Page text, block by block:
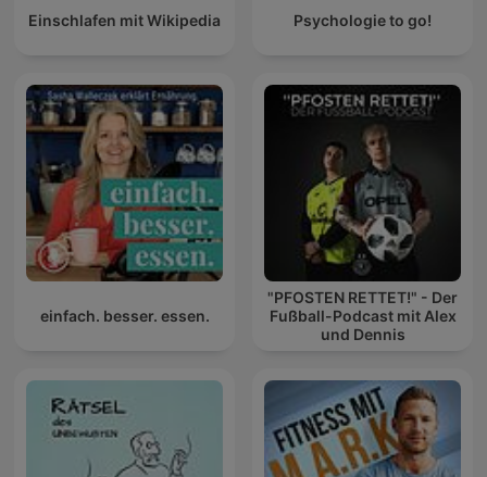
Einschlafen mit Wikipedia Psychologie to go!
einfach. besser. essen.
"PFOSTEN RETTET!" - Der
Fußball-Podcast mit Alex
und Dennis